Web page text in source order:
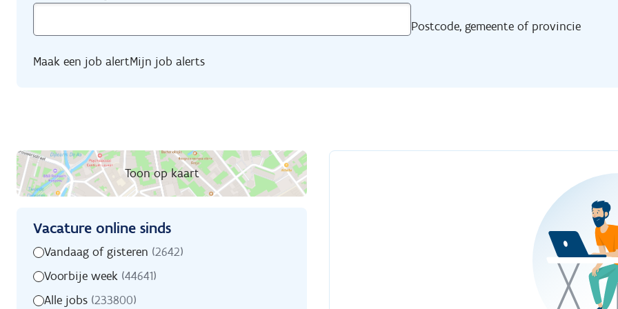
Postcode, gemeente of provincie
Maak een job alertMijn job alerts
Toon op kaart
Zoekfilters
Vacature online sinds
Vacature
sinds
Vandaag of gisteren (2642)
Voorbije week (44641)
Alle jobs (233800)